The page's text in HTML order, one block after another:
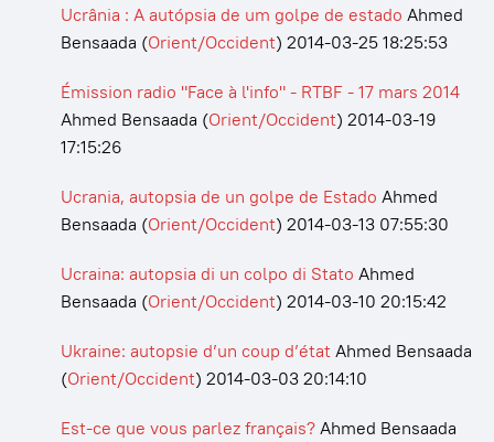
Ucrânia : A autópsia de um golpe de estado Ahmed
Bensaada (Orient/Occident) 2014-03-25 18:25:53
Émission radio "Face à l'info" - RTBF - 17 mars 2014
Ahmed Bensaada (Orient/Occident) 2014-03-19
17:15:26
Ucrania, autopsia de un golpe de Estado Ahmed
Bensaada (Orient/Occident) 2014-03-13 07:55:30
Ucraina: autopsia di un colpo di Stato Ahmed
Bensaada (Orient/Occident) 2014-03-10 20:15:42
Ukraine: autopsie d’un coup d’étatAhmed Bensaada
(Orient/Occident) 2014-03-03 20:14:10
Est-ce que vous parlez français?Ahmed Bensaada